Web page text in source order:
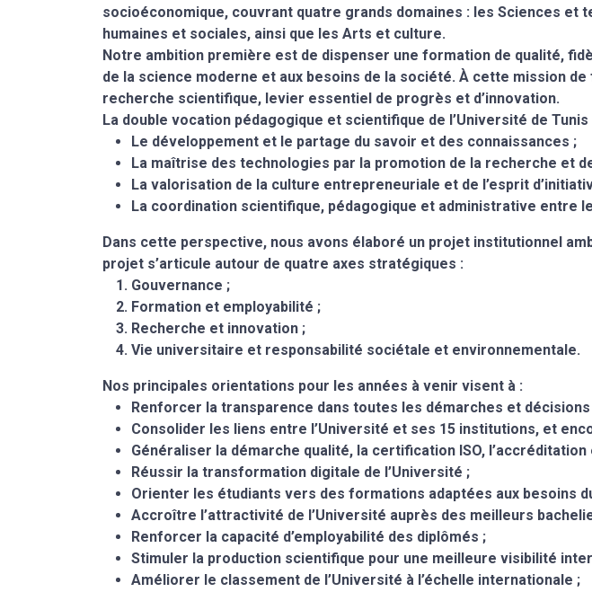
socioéconomique, couvrant quatre grands domaines : les Sciences
humaines et sociales, ainsi que les Arts et culture.
Notre ambition première est de dispenser une formation de qualité,
de la science moderne et aux besoins de la société. À cette mission
recherche scientifique, levier essentiel de progrès et d’innovation.
La double vocation pédagogique et scientifique de l’Université de
Le développement et le partage du savoir et des connaissances ;
La maîtrise des technologies par la promotion de la recherche et
La valorisation de la culture entrepreneuriale et de l’esprit
La coordination scientifique, pédagogique et administrative entre
Dans cette perspective, nous avons élaboré un projet institutionnel
projet s’articule autour de quatre axes stratégiques :
Gouvernance ;
Formation et employabilité ;
Recherche et innovation ;
Vie universitaire et responsabilité sociétale et environnementale.
Nos principales orientations pour les années à venir visent à :
Renforcer la transparence dans toutes les démarches et décisions
Consolider les liens entre l’Université et ses 15 institutions, et
Généraliser la démarche qualité, la certification ISO,
Réussir la transformation digitale de l’Université ;
Orienter les étudiants vers des formations adaptées aux besoins
Accroître l’attractivité de l’Université auprès des meilleurs
Renforcer la capacité d’employabilité des diplômés ;
Stimuler la production scientifique pour une meilleure visibilité
Améliorer le classement de l’Université à l’échelle internationale ;